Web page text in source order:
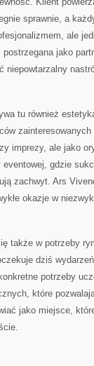
sprawnie, a
ale
postrzegana jako
niepowtarzalny
tu również
imprezy, ale jako
eventowej, gdzie
zachwyt. Ars
okazje w
także w potrzeby
dziś
potrzeby
które
jako miejsce,